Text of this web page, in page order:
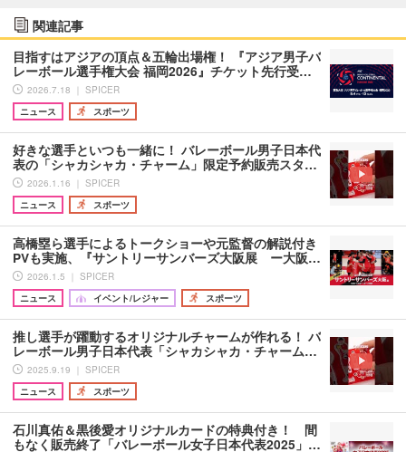
関連記事
目指すはアジアの頂点＆五輪出場権！ 『アジア男子バ
レーボール選手権大会 福岡2026』チケット先行受…
2026.7.18 ｜ SPICER
ニュース
スポーツ
好きな選手といつも一緒に！ バレーボール男子日本代
表の「シャカシャカ・チャーム」限定予約販売スタ…
2026.1.16 ｜ SPICER
ニュース
スポーツ
高橋塁ら選手によるトークショーや元監督の解説付き
PVも実施、『サントリーサンバーズ大阪展 ー大阪…
2026.1.5 ｜ SPICER
ニュース
イベント/レジャー スポーツ
推し選手が躍動するオリジナルチャームが作れる！ バ
レーボール男子日本代表「シャカシャカ・チャーム…
2025.9.19 ｜ SPICER
ニュース
スポーツ
石川真佑＆黒後愛オリジナルカードの特典付き！ 間
もなく販売終了「バレーボール女子日本代表2025」…